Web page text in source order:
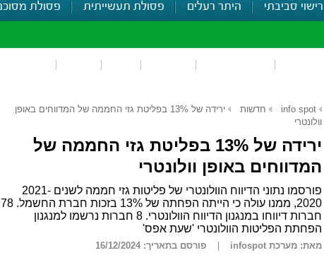
רישוי סביבתי היתר רעלים פסולת תעשייתית פסולת
info spot חדשות
ירידה של 13% בפליטת גזי החממה של המדווחים באופן
וולונטרי
ירידה של 13% בפליטת גזי החממה של
המדווחים באופן וולונטרי
פורסמו נתוני הדיווח הוולונטרי של פליטות גזי חממה לשנים 2021-
2020, ממנו עולה כי הייתה הפחתה של 13% בזכות חברת החשמל. 78
חברות דיווחו במנגנון הדיווח הוולונטרי. 8 חברות נרשמו למנגנון
הפחתת הפליטות הוולונטרי 'שעת אפס'
מאת: מערכת infospot פורסם בתאריך: 16/12/2024